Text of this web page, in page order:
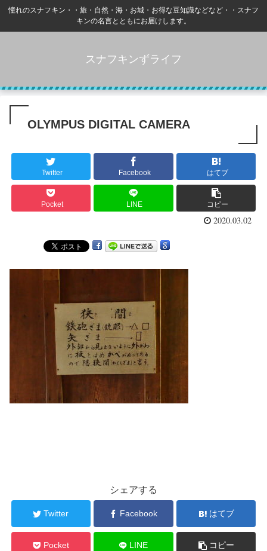
憧れのスナフキン・・旅・自然・海・お城・お得な豆知識などなど・・スナフ
キンの名言とともにお届けします。
スナフキンずライフ
OLYMPUS DIGITAL CAMERA
Twitter Facebook はてブ
Pocket LINE コピー
2020.03.02
シェアする
Twitter Facebook はてブ
Pocket LINE コピー